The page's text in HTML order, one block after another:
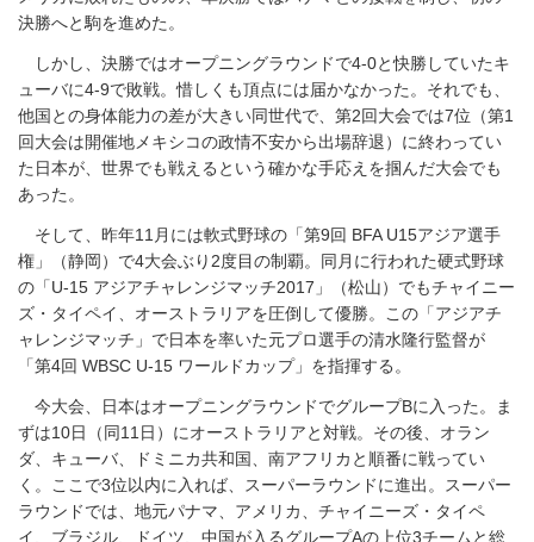
決勝へと駒を進めた。
しかし、決勝ではオープニングラウンドで4-0と快勝していたキ
ューバに4-9で敗戦。惜しくも頂点には届かなかった。それでも、
他国との身体能力の差が大きい同世代で、第2回大会では7位（第1
回大会は開催地メキシコの政情不安から出場辞退）に終わってい
た日本が、世界でも戦えるという確かな手応えを掴んだ大会でも
あった。
そして、昨年11月には軟式野球の「第9回 BFA U15アジア選手
権」（静岡）で4大会ぶり2度目の制覇。同月に行われた硬式野球
の「U-15 アジアチャレンジマッチ2017」（松山）でもチャイニー
ズ・タイペイ、オーストラリアを圧倒して優勝。この「アジアチ
ャレンジマッチ」で日本を率いた元プロ選手の清水隆行監督が
「第4回 WBSC U-15 ワールドカップ」を指揮する。
今大会、日本はオープニングラウンドでグループBに入った。ま
ずは10日（同11日）にオーストラリアと対戦。その後、オラン
ダ、キューバ、ドミニカ共和国、南アフリカと順番に戦ってい
く。ここで3位以内に入れば、スーパーラウンドに進出。スーパー
ラウンドでは、地元パナマ、アメリカ、チャイニーズ・タイペ
イ、ブラジル、ドイツ、中国が入るグループAの上位3チームと総